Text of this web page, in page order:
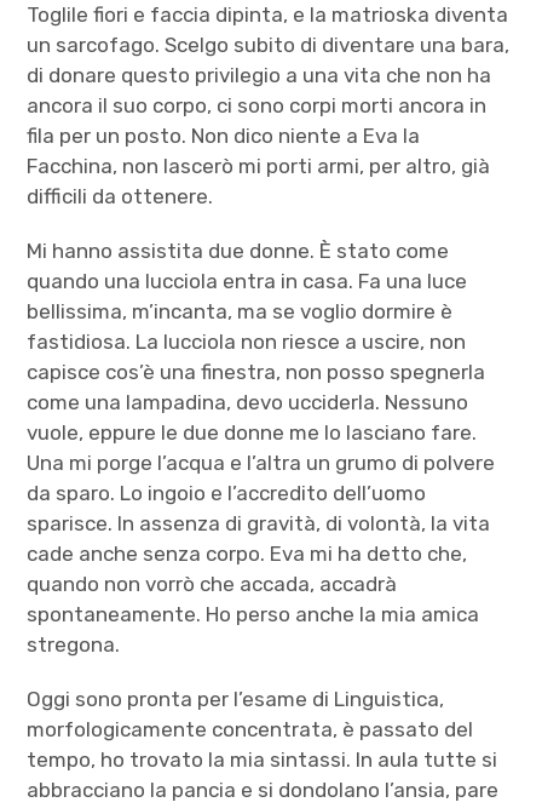
Toglile fiori e faccia dipinta, e la matrioska diventa
un sarcofago. Scelgo subito di diventare una bara,
di donare questo privilegio a una vita che non ha
ancora il suo corpo, ci sono corpi morti ancora in
fila per un posto. Non dico niente a Eva la
Facchina, non lascerò mi porti armi, per altro, già
difficili da ottenere.
Mi hanno assistita due donne. È stato come
quando una lucciola entra in casa. Fa una luce
bellissima, m’incanta, ma se voglio dormire è
fastidiosa. La lucciola non riesce a uscire, non
capisce cos’è una finestra, non posso spegnerla
come una lampadina, devo ucciderla. Nessuno
vuole, eppure le due donne me lo lasciano fare.
Una mi porge l’acqua e l’altra un grumo di polvere
da sparo. Lo ingoio e l’accredito dell’uomo
sparisce. In assenza di gravità, di volontà, la vita
cade anche senza corpo. Eva mi ha detto che,
quando non vorrò che accada, accadrà
spontaneamente. Ho perso anche la mia amica
stregona.
Oggi sono pronta per l’esame di Linguistica,
morfologicamente concentrata, è passato del
tempo, ho trovato la mia sintassi. In aula tutte si
abbracciano la pancia e si dondolano l’ansia, pare